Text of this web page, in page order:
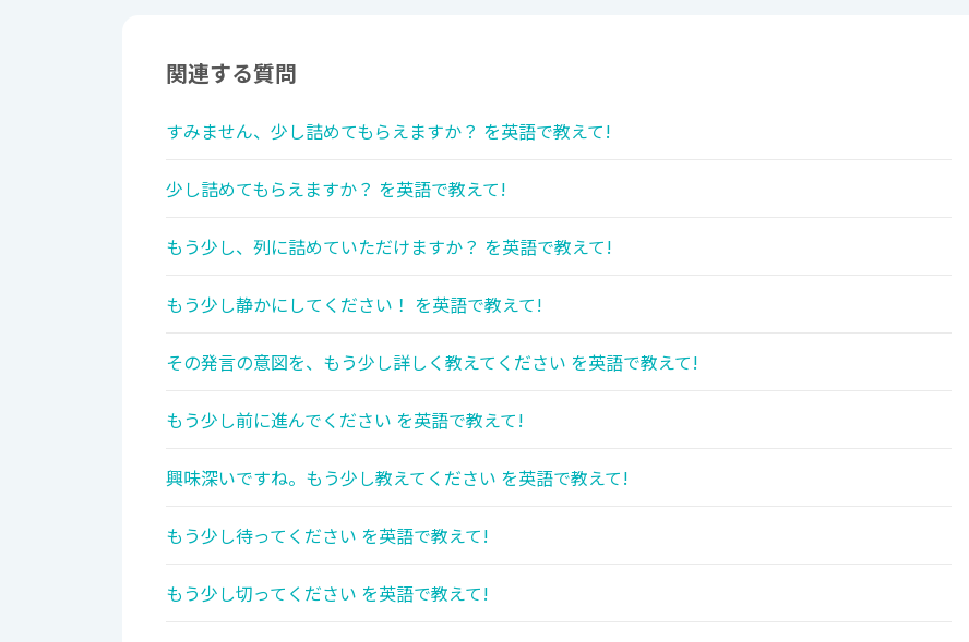
関連する質問
すみません、少し詰めてもらえますか？ を英語で教えて!
少し詰めてもらえますか？ を英語で教えて!
もう少し、列に詰めていただけますか？ を英語で教えて!
もう少し静かにしてください！ を英語で教えて!
その発言の意図を、もう少し詳しく教えてください を英語で教えて!
もう少し前に進んでください を英語で教えて!
興味深いですね。もう少し教えてください を英語で教えて!
もう少し待ってください を英語で教えて!
もう少し切ってください を英語で教えて!